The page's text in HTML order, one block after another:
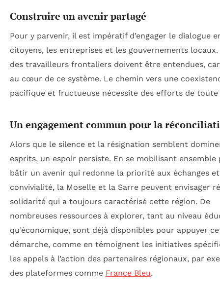
Construire un avenir partagé
Pour y parvenir, il est impératif d’engager le dialogue
citoyens, les entreprises et les gouvernements locaux.
des travailleurs frontaliers doivent être entendues,
au cœur de ce système. Le chemin vers une
pacifique et fructueuse nécessite des efforts de
Un engagement commun pour la
Alors que le silence et la résignation semblent
esprits, un espoir persiste. En se mobilisant ensemble
bâtir un avenir qui redonne la priorité aux échanges
convivialité, la Moselle et la Sarre peuvent envisager
solidarité qui a toujours caractérisé cette région. De
nombreuses ressources à explorer, tant au niveau
qu’économique, sont déjà disponibles pour appuyer
démarche, comme en témoignent les initiatives
les appels à l’action des partenaires régionaux, par
des plateformes comme France Bleu.